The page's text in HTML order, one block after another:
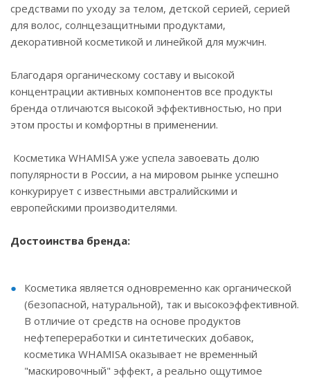
средствами по уходу за телом, детской серией, серией
для волос, солнцезащитными продуктами,
декоративной косметикой и линейкой для мужчин.
Благодаря органическому составу и высокой
концентрации активных компонентов все продукты
бренда отличаются высокой эффективностью, но при
этом просты и комфортны в применении.
Косметика WHAMISA уже успела завоевать долю
популярности в России, а на мировом рынке успешно
конкурирует с известными австралийскими и
европейскими производителями.
Достоинства бренда:
Косметика является одновременно как органической
(безопасной, натуральной), так и высокоэффективной.
В отличие от средств на основе продуктов
нефтепереработки и синтетических добавок,
косметика WHAMISA оказывает не временный
"маскировочный" эффект, а реально ощутимое